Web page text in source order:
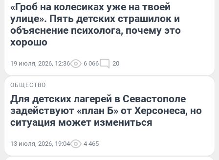
«Гроб на колесиках уже на твоей
улице». Пять детских страшилок и
объяснение психолога, почему это
хорошо
19 июля, 2026, 12:36 6 066 20
ОБЩЕСТВО
Для детских лагерей в Севастополе
задействуют «план Б» от Херсонеса, но
ситуация может измениться
13 июля, 2026, 19:04 4 465